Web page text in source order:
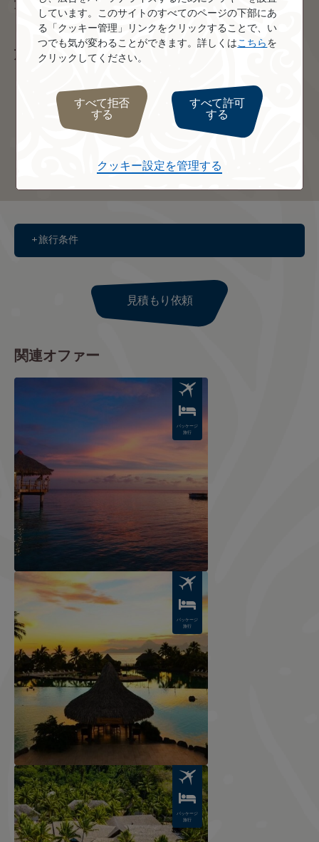
下さい 03-3539-5363
旅程に含まれる島
タヒチ島
旅行条件
見積もり依頼
関連オファー
パッケージ
旅行
パッケージ
旅行
Image
パッケージ
旅行
しています。このサイトのすべてのページの下部にあ
る「クッキー管理」リンクをクリックすることで、い
つでも気が変わることができます。詳しくは こちら を
クリックしてください。
すべて拒否
する
すべて許可
する
クッキー設定を管理する